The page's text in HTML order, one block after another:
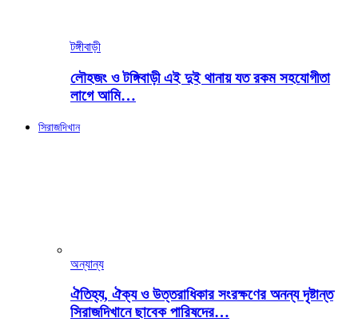
টঙ্গীবাড়ী
লৌহজং ও টঙ্গিবাড়ী এই দুই থানায় যত রকম সহযোগীতা
লাগে আমি…
সিরাজদিখান
অন্যান্য
ঐতিহ্য, ঐক্য ও উত্তরাধিকার সংরক্ষণের অনন্য দৃষ্টান্ত
সিরাজদিখানে ছাবেক পারিষদের…